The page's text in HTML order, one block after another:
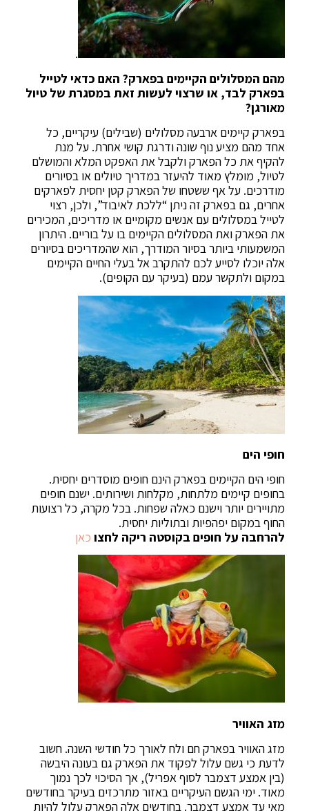
.
מהם המסלולים הקיימים בפארק? האם כדאי לטייל
בפארק לבד, או שרצוי לעשות זאת במסגרת של טיול
מאורגן?
בפארק קיימים ארבעה מסלולים (שבילים) עיקריים, כל
אחד מהם מציע נוף שונה ודרגת קושי אחרת. על מנת
להקיף את כל הפארק ולקבל את האפקט המלא והמושלם
לטיול, מומלץ מאוד להיעזר במדריך טיולים או בסיורים
מודרכים. על אף ששטחו של הפארק קטן יחסית לפארקים
אחרים, גם בפארק זה ניתן “ללכת לאיבוד”, ולכן, רצוי
לטייל במסלולים עם אנשים מקומיים או מדריכים, המכירים
את הפארק ואת המסלולים הקיימים בו על בוריים. היתרון
המשמעותי ביותר בסיור המודרך, הוא שהמדריכים בסיורים
אלה יוכלו לסייע לכם להתקרב אל בעלי החיים הקיימים
במקום ולתקשר עמם (בעיקר עם הקופים).
חופי הים
חופי הים הקיימים בפארק הינם חופים מוסדרים יחסית.
בחופים קיימים מלתחות, מקלחות ושירותים. ישנם חופים
מתויירים יותר וישנם כאלה שפחות. בכל מקרה, כל רצועות
החוף במקום יפהפיות ובתוליות יחסית.
להרחבה על חופים בקוסטה ריקה לחצו כאן
מזג האוויר
מזג האוויר בפארק חם ולח לאורך כל חודשי השנה. חשוב
לדעת כי גשם עלול לפקוד את הפארק גם בעונה היבשה
(בין אמצע דצמבר לסוף אפריל), אך הסיכוי לכך נמוך
מאוד. ימי הגשם העיקריים באזור מתרכזים בעיקר בחודשים
מאי עד אמצע דצמבר. בחודשים אלה הפארק עלול להיות